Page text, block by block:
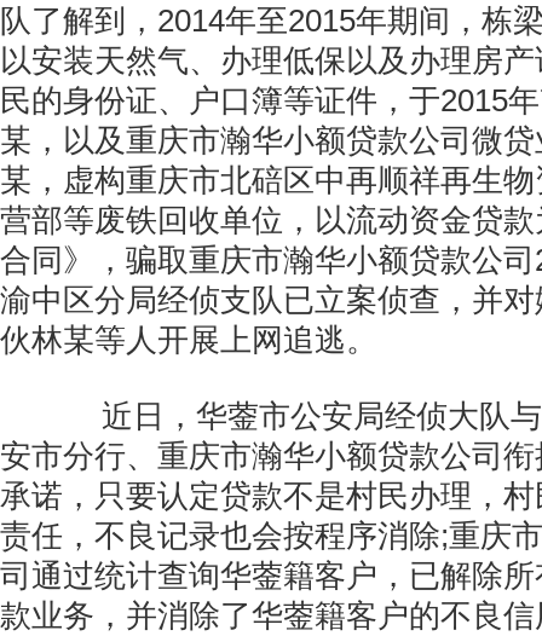
队了解到，2014年至2015年期间，栋
以安装天然气、办理低保以及办理房
民的身份证、户口簿等证件，于2015
某，以及重庆市瀚华小额贷款公司微
某，虚构重庆市北碚区中再顺祥再生
营部等废铁回收单位，以流动资金贷
合同》，骗取重庆市瀚华小额贷款公
渝中区分局经侦支队已立案侦查，并
伙林某等人开展上网追逃。
近日，华蓥市公安局经侦大队与
安市分行、重庆市瀚华小额贷款公司
承诺，只要认定贷款不是村民办理，
责任，不良记录也会按程序消除;重庆
司通过统计查询华蓥籍客户，已解除
款业务，并消除了华蓥籍客户的不良